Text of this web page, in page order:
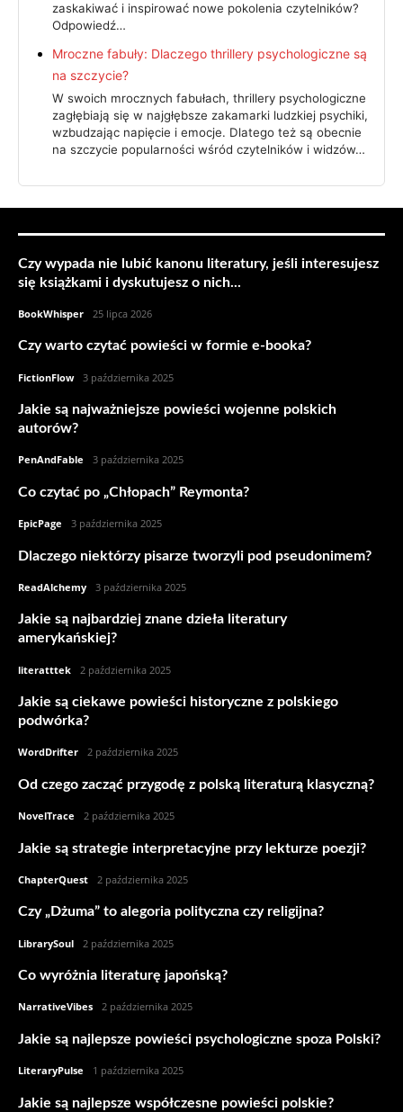
zaskakiwać i inspirować nowe pokolenia czytelników?
Odpowiedź…
Mroczne fabuły: Dlaczego thrillery psychologiczne są
na szczycie?
W swoich mrocznych fabułach, thrillery psychologiczne
zagłębiają się w najgłębsze zakamarki ludzkiej psychiki,
wzbudzając napięcie i emocje. Dlatego też są obecnie
na szczycie popularności wśród czytelników i widzów…
Czy wypada nie lubić kanonu literatury, jeśli interesujesz
się książkami i dyskutujesz o nich...
BookWhisper 25 lipca 2026
Czy warto czytać powieści w formie e-booka?
FictionFlow 3 października 2025
Jakie są najważniejsze powieści wojenne polskich
autorów?
PenAndFable 3 października 2025
Co czytać po „Chłopach” Reymonta?
EpicPage 3 października 2025
Dlaczego niektórzy pisarze tworzyli pod pseudonimem?
ReadAlchemy 3 października 2025
Jakie są najbardziej znane dzieła literatury
amerykańskiej?
literatttek 2 października 2025
Jakie są ciekawe powieści historyczne z polskiego
podwórka?
WordDrifter 2 października 2025
Od czego zacząć przygodę z polską literaturą klasyczną?
NovelTrace 2 października 2025
Jakie są strategie interpretacyjne przy lekturze poezji?
ChapterQuest 2 października 2025
Czy „Dżuma” to alegoria polityczna czy religijna?
LibrarySoul 2 października 2025
Co wyróżnia literaturę japońską?
NarrativeVibes 2 października 2025
Jakie są najlepsze powieści psychologiczne spoza Polski?
LiteraryPulse 1 października 2025
Jakie są najlepsze współczesne powieści polskie?